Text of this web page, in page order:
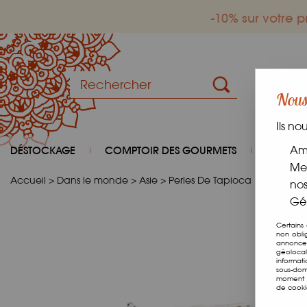
-10% sur votre
DÉSTOCKAGE COMPTOIR DES GOURMETS COIN
Accueil > Dans le monde > Asie > Perles De Tapioca
Ils
Certains
non
sous-
moment
de